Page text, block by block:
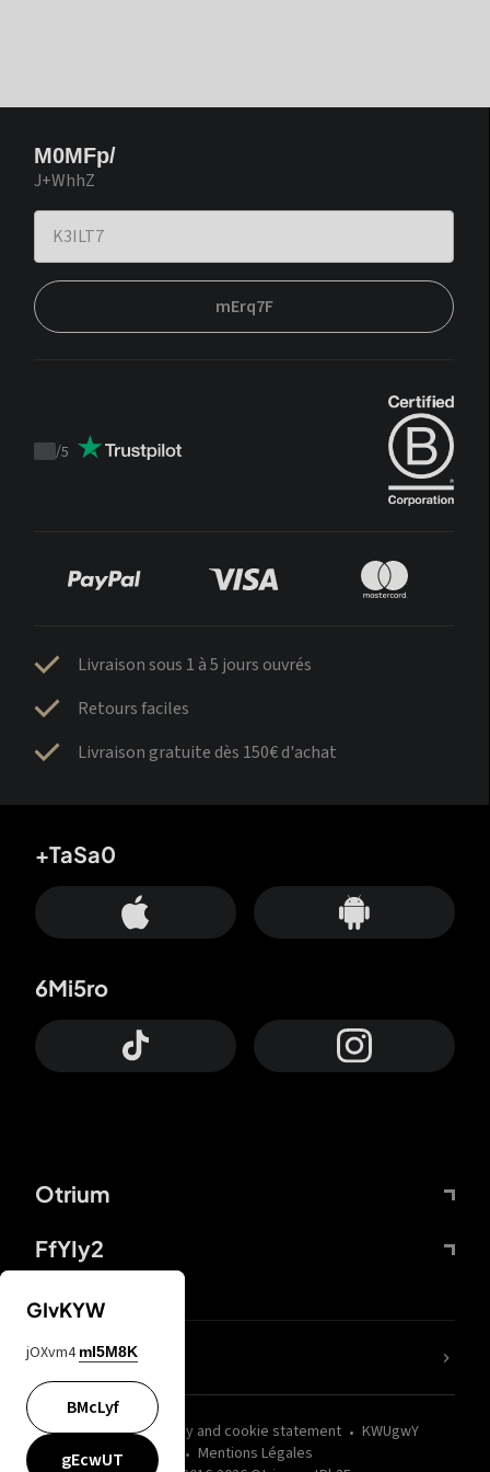
M0MFp/
J+WhhZ
mErq7F
Trustpilot
/5
Livraison sous 1 à 5 jours ouvrés
Retours faciles
Livraison gratuite dès 150€ d'achat
Otrium
FfYIy2
+TaSa0
6Mi5ro
wZQPfd Privacy and cookie statement
KWUgwY
Mentions Légales
nLC6tu
GIvKYW
jOXvm4 mI5M8K
BMcLyf
gEcwUT